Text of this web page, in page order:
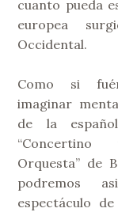
cuanto pueda
europea
Occidental.
Como si
imaginar
de la
Orquesta” de
podremos
espectáculo